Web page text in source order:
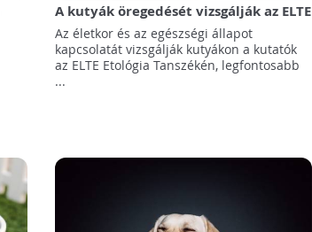
A kutyák öregedését vizsgálják az ELTE
kutatói
Az életkor és az egészségi állapot
kapcsolatát vizsgálják kutyákon a kutatók
az ELTE Etológia Tanszékén, legfontosabb
...